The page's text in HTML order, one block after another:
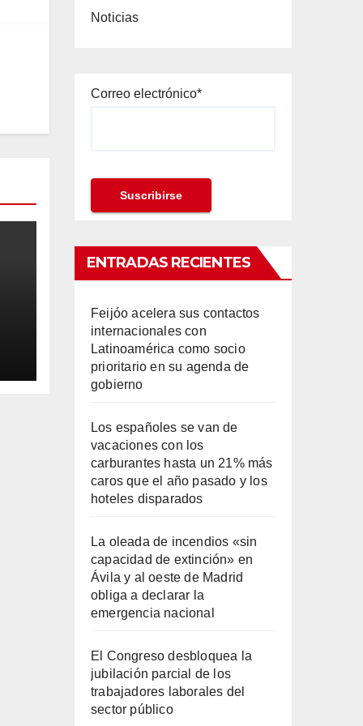
Noticias
Correo electrónico*
ENTRADAS RECIENTES
Feijóo acelera sus contactos
internacionales con
Latinoamérica como socio
prioritario en su agenda de
gobierno
Los españoles se van de
vacaciones con los
carburantes hasta un 21% más
caros que el año pasado y los
hoteles disparados
La oleada de incendios «sin
capacidad de extinción» en
Ávila y al oeste de Madrid
obliga a declarar la
emergencia nacional
El Congreso desbloquea la
jubilación parcial de los
trabajadores laborales del
sector público